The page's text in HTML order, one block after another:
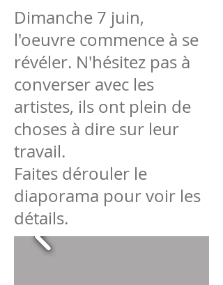
Dimanche 7 juin,
l'oeuvre commence à se
révéler. N'hésitez pas à
converser avec les
artistes, ils ont plein de
choses à dire sur leur
travail.
Faites dérouler le
diaporama pour voir les
détails.